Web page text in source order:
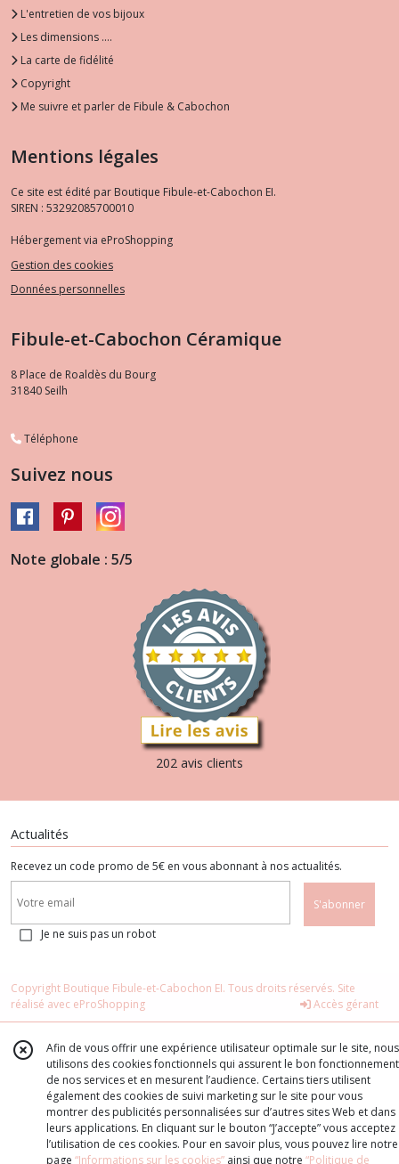
L'entretien de vos bijoux
Les dimensions ....
La carte de fidélité
Copyright
Me suivre et parler de Fibule & Cabochon
Mentions légales
Ce site est édité par Boutique Fibule-et-Cabochon EI.
SIREN : 53292085700010
Hébergement via eProShopping
Gestion des cookies
Données personnelles
Fibule-et-Cabochon Céramique
8 Place de Roaldès du Bourg
31840 Seilh
Téléphone
Suivez nous
Note globale : 5/5
202 avis clients
Actualités
Recevez un code promo de 5€ en vous abonnant à nos actualités.
S'abonner
Je ne suis pas un robot
Copyright Boutique Fibule-et-Cabochon EI. Tous droits réservés. Site
réalisé avec eProShopping Accès gérant
Afin de vous offrir une expérience utilisateur optimale sur le site, nous
utilisons des cookies fonctionnels qui assurent le bon fonctionnement
de nos services et en mesurent l’audience. Certains tiers utilisent
également des cookies de suivi marketing sur le site pour vous
montrer des publicités personnalisées sur d’autres sites Web et dans
leurs applications. En cliquant sur le bouton “J’accepte” vous acceptez
l’utilisation de ces cookies. Pour en savoir plus, vous pouvez lire notre
page “Informations sur les cookies” ainsi que notre “Politique de